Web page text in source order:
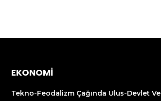
EKONOMİ
Tekno-Feodalizm Çağında Ulus-Devlet Ve